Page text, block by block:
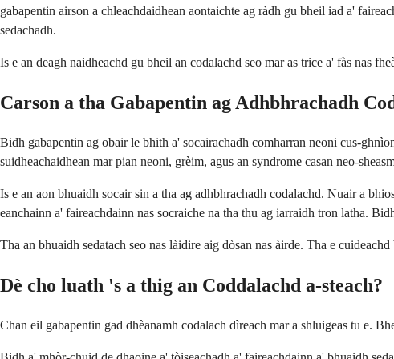
gabapentin airson a chleachdaidhean aontaichte ag ràdh gu bheil iad a'
sedachadh.
Is e an deagh naidheachd gu bheil an codalachd seo mar as trice a' fàs nas
Carson a tha Gabapentin ag Adhbhrachadh
Bidh gabapentin ag obair le bhith a' socairachadh comharran neoni cus-
suidheachaidhean mar pian neoni, grèim, agus an syndrome casan neo-
Is e an aon bhuaidh socair sin a tha ag adhbhrachadh codalachd. Nuair a
eanchainn a' faireachdainn nas socraiche na tha thu ag iarraidh tron latha.
Tha an bhuaidh sedatach seo nas làidire aig dòsan nas àirde. Tha e
Dè cho luath 's a thig an Coddalachd a-steach?
Chan eil gabapentin gad dhèanamh codalach dìreach mar a shluigeas tu e.